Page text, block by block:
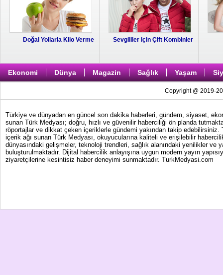
Doğal Yollarla Kilo Verme Sevgililer için Çift Kombinler
Ekonomi Dünya Magazin Sağlık Yaşam
Copyright @ 2019-
Türkiye ve dünyadan en güncel son dakika haberleri, gündem, siyaset,
sunan Türk Medyası; doğru, hızlı ve güvenilir haberciliği ön planda
röportajlar ve dikkat çeken içeriklerle gündemi yakından takip
içerik ağı sunan Türk Medyası, okuyucularına kaliteli ve erişilebilir
dünyasındaki gelişmeler, teknoloji trendleri, sağlık alanındaki yenilikler
buluşturulmaktadır. Dijital habercilik anlayışına uygun modern yayın
ziyaretçilerine kesintisiz haber deneyimi sunmaktadır. TurkMedyasi.com